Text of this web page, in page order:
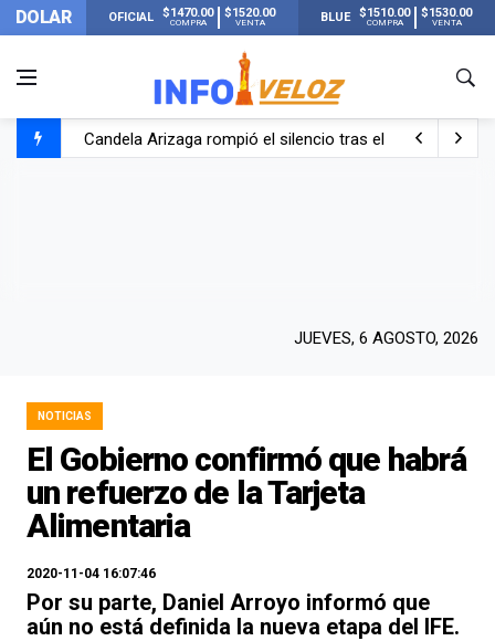
DOLAR OFICIAL $1470.00
COMPRA
$1520.00
VENTA BLUE $1510.00
COMPRA
$1530.00
VENTA
Candela Arizaga rompió el silencio tras el incidente con
JUEVES, 6 AGOSTO, 2026
NOTICIAS
El Gobierno confirmó que habrá
un refuerzo de la Tarjeta
Alimentaria
2020-11-04 16:07:46
Por su parte, Daniel Arroyo informó que
aún no está definida la nueva etapa del IFE.